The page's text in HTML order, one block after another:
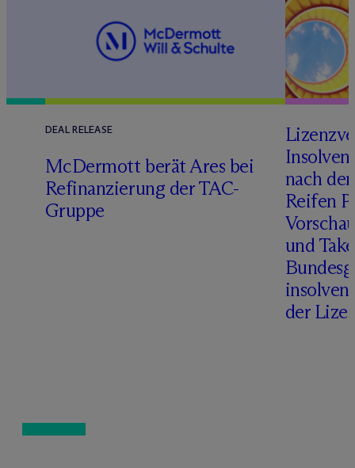
DEAL RELEASE
McDermott berät Ares bei
Refinanzierung der TAC-
Gruppe
nach
Reifen
und
der